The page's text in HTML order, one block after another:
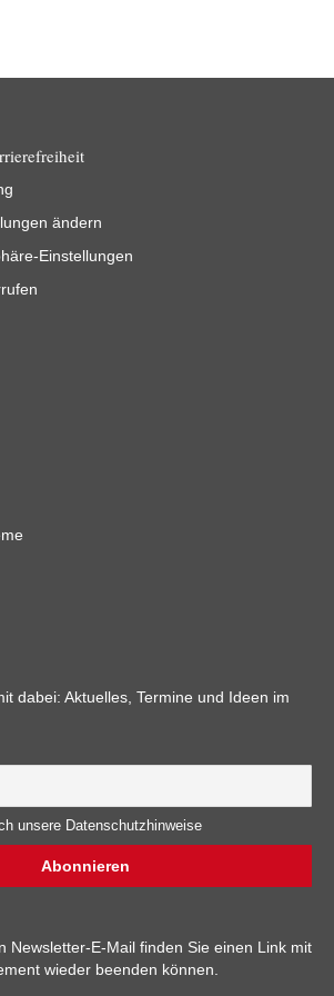
ändern
Einstellungen
dabei: Aktuelles, Termine und Ideen im
unsere Datenschutzhinweise
Newsletter-E-Mail finden Sie einen Link mit
wieder beenden können.